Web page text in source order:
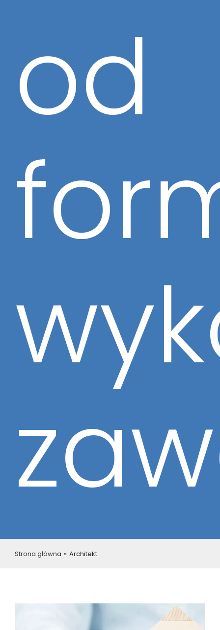
od
Strona główna » Architekt